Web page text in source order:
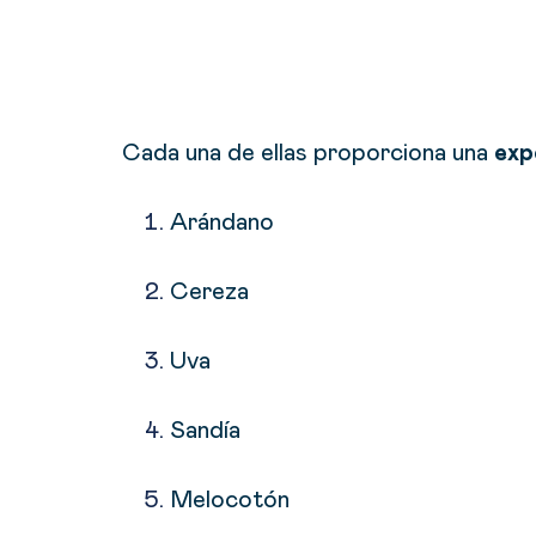
Cada una de ellas proporciona una
Arándano
Cereza
Uva
Sandía
Melocotón